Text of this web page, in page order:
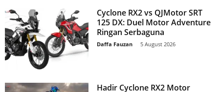
Cyclone RX2 vs QJMotor SRT
125 DX: Duel Motor Adventure
Ringan Serbaguna
Daffa Fauzan 5 August 2026
Hadir Cyclone RX2 Motor